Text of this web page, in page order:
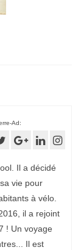
Ad:
Il a décidé
vie pour
à vélo.
il a rejoint
! Un voyage
Il est